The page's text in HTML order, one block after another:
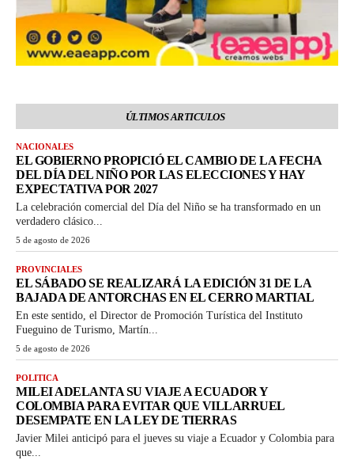
ÚLTIMOS ARTICULOS
NACIONALES
EL GOBIERNO PROPICIÓ EL CAMBIO DE LA FECHA
DEL DÍA DEL NIÑO POR LAS ELECCIONES Y HAY
EXPECTATIVA POR 2027
La celebración comercial del Día del Niño se ha transformado en un
verdadero clásico...
5 de agosto de 2026
PROVINCIALES
EL SÁBADO SE REALIZARÁ LA EDICIÓN 31 DE LA
BAJADA DE ANTORCHAS EN EL CERRO MARTIAL
En este sentido, el Director de Promoción Turística del Instituto
Fueguino de Turismo, Martín...
5 de agosto de 2026
POLITICA
MILEI ADELANTA SU VIAJE A ECUADOR Y
COLOMBIA PARA EVITAR QUE VILLARRUEL
DESEMPATE EN LA LEY DE TIERRAS
Javier Milei anticipó para el jueves su viaje a Ecuador y Colombia para
que...